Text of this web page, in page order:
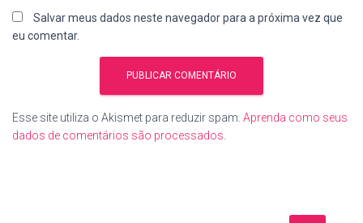
Salvar meus dados neste navegador para a próxima vez que
eu comentar.
Esse site utiliza o Akismet para reduzir spam. Aprenda como seus
dados de comentários são processados